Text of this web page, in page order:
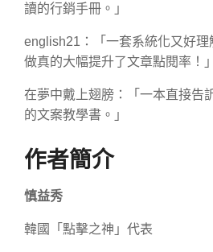
讀的行銷手冊。」
english21：「一套系統化又好理
做真的大幅提升了文章點閱率！」
在夢中戴上翅膀：「一本直接告
的文案教學書。」
作者簡介
慎益秀
韓國「點擊之神」代表